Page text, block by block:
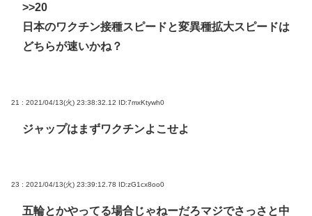
>>20
日本のワクチン接種スピードと変異種拡大スピードは
どちらが速いかね？
21 : 2021/04/13(火) 23:38:32.12 ID:7mxKtywh0
ジャップはまずワクチンよこせよ
23 : 2021/04/13(火) 23:39:12.78 ID:zG1cx8oo0
五輪とかやってる場合じゃねーだろマジでさっさと中